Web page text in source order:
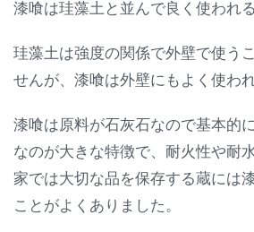
漆喰は珪藻土と並んで良く使われ
珪藻土は強度の関係で外壁で使う
せんが、漆喰は外壁にもよく使わ
漆喰は原料が石灰石なので基本的
なのが大きな特徴で、耐火性や耐
家では大切な品を保存する蔵には
ことがよくありました。